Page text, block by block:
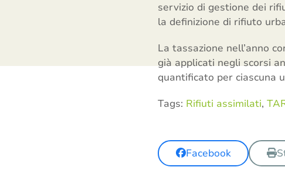
servizio di gestione dei
la definizione di rifiuto
La tassazione nell’anno
già applicati negli scorsi
quantificato per ciascuna
Tags: Rifiuti assimilati,
Facebook